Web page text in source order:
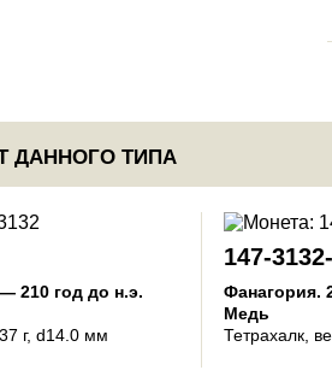
ДАННОГО ТИПА
210 год до н.э.
г, d14.0 мм
147-
Фанагория.
Медь
Тетрахалк ,